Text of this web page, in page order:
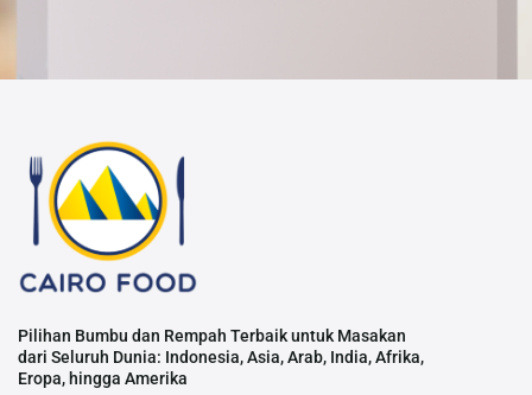
Pilihan Bumbu dan Rempah Terbaik untuk Masakan
dari Seluruh Dunia: Indonesia, Asia, Arab, India, Afrika,
Eropa, hingga Amerika